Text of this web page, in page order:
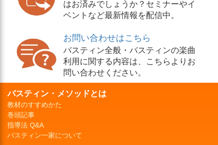
はお済みでしょうか？セミナーやイ
ベントなど最新情報を配信中。
お問い合わせはこちら
バスティン全般・バスティンの楽曲
利用に関する内容は、こちらよりお
問い合わせください。
バスティン・メソッドとは
教材のすすめかた
巻頭記事
指導法 Q&A
バスティン一家について